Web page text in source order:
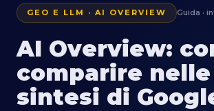
GEO E LLM · AI OVERVIEW Guida ·
AI Overview:
comparire nelle
sintesi di